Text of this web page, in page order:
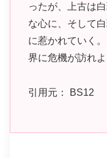
ったが、上古は
な心に、そして
に惹かれていく
界に危機が訪れ
引用元： BS12